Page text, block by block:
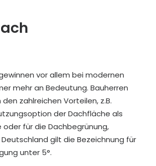
vor allem bei modernen
mehr an Bedeutung. Bauherren
zahlreichen Vorteilen, z.B.
der Dachfläche als
oder für die Dachbegrünung,
gilt die Bezeichnung für
unter 5°.